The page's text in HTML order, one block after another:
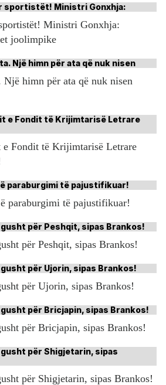
Ministri Gonxhja:
joolimpike
Një himn për ata që nuk nisen
Fondit të Krijimtarisë Letrare
paraburgimi të pajustifikuar!
për Peshqit, sipas Brankos!
për Ujorin, sipas Brankos!
për Bricjapin, sipas Brankos!
për Shigjetarin, sipas Brankos!